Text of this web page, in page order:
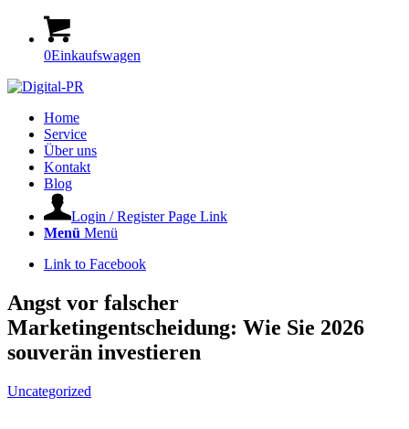
0Einkaufswagen
Home
Service
Über uns
Kontakt
Blog
Login / Register Page Link
Menü Menü
Link to Facebook
Angst vor falscher
Marketingentscheidung: Wie Sie 2026
souverän investieren
Uncategorized